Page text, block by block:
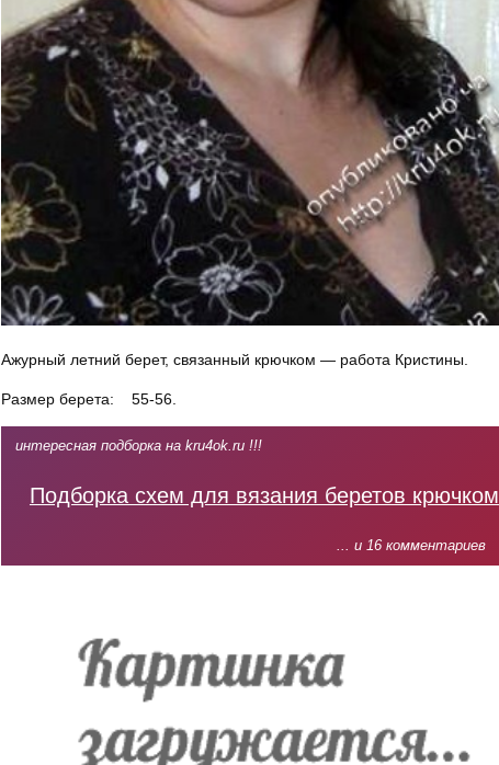
Ажурный летний берет, связанный крючком — работа Кристины.
Размер берета: 55-56.
интересная подборка на kru4ok.ru !!!
Подборка схем для вязания беретов крючком
... и 16 комментариев